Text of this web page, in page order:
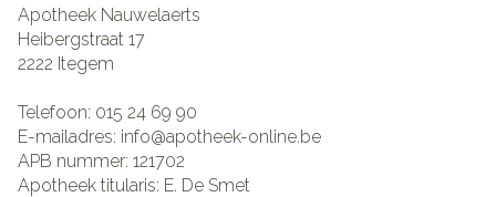
Apotheek Nauwelaerts
Heibergstraat 17
2222 Itegem
Telefoon: 015 24 69 90
E-mailadres: info@apotheek-online.be
APB nummer: 121702
Apotheek titularis: E. De Smet